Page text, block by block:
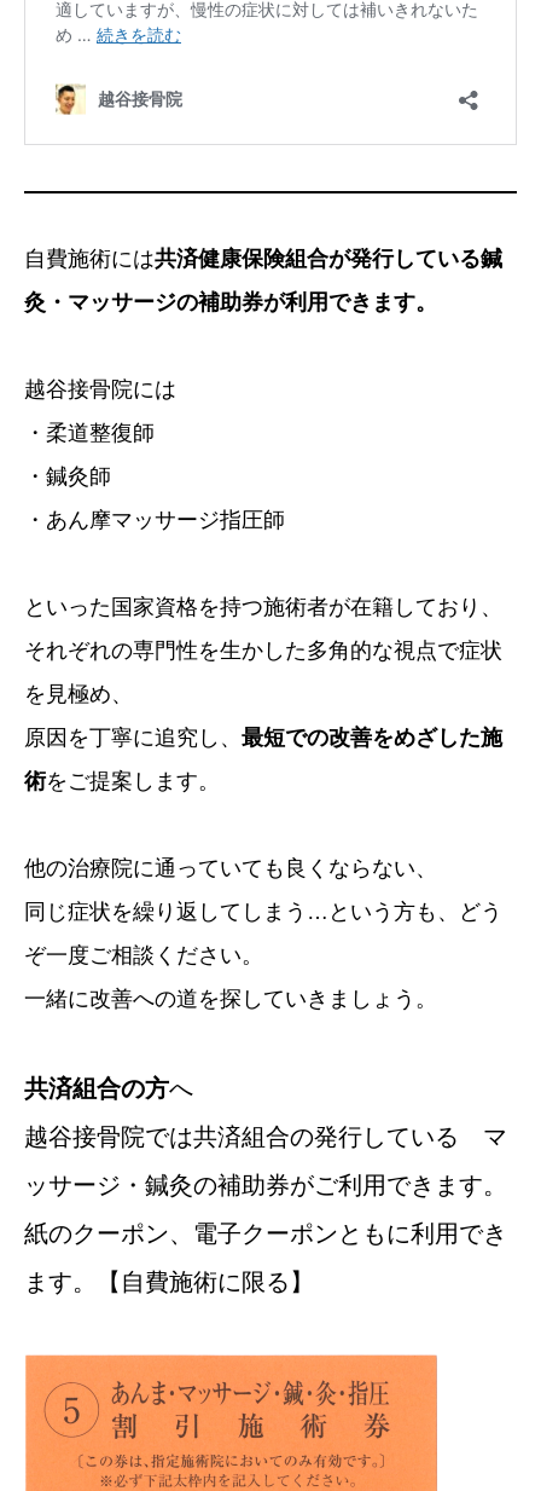
自費施術には共済健康保険組合が発行している鍼
灸・マッサージの補助券が利用できます。
越谷接骨院には
・柔道整復師
・鍼灸師
・あん摩マッサージ指圧師
といった国家資格を持つ施術者が在籍しており、
それぞれの専門性を生かした多角的な視点で症状
を見極め、
原因を丁寧に追究し、 最短での改善をめざした施
術をご提案します。
他の治療院に通っていても良くならない、
同じ症状を繰り返してしまう…という方も、どう
ぞ一度ご相談ください。
一緒に改善への道を探していきましょう。
共済組合の方へ
越谷接骨院では共済組合の発行している マ
ッサージ・鍼灸の補助券がご利用できます。
紙のクーポン、電子クーポンともに利用でき
ます。【自費施術に限る】